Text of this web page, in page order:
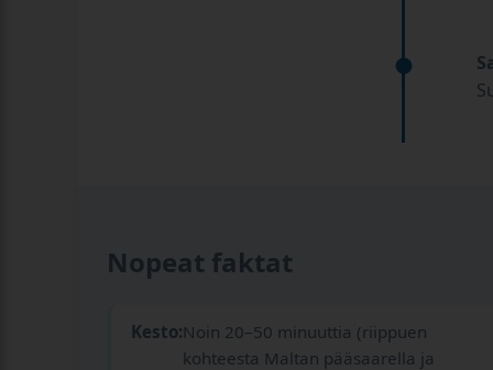
Nopeat faktat
Kesto:Noin 20–50 minuuttia (riippuen
kohteesta Maltan pääsaarella ja